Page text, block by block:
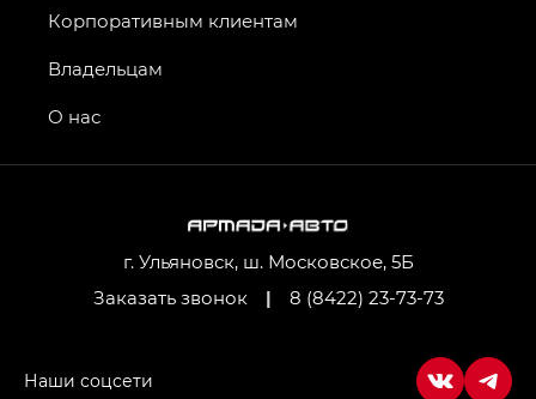
г. Ульяновск, ш. Московское, 5Б
Заказать звонок
| 8 (8422) 23-73-73
Корпоративным клиентам
Владельцам
О нас